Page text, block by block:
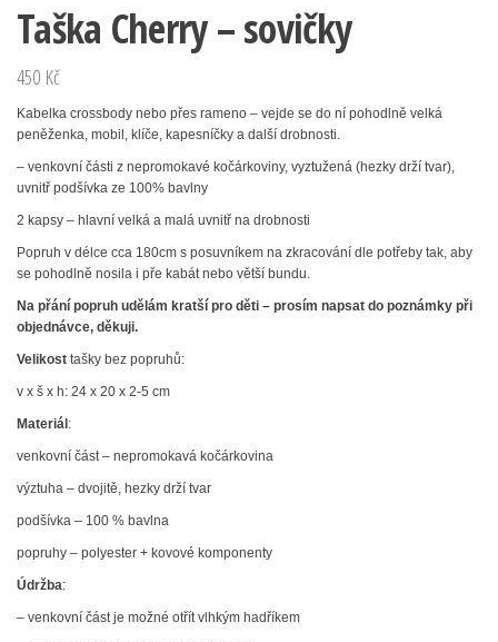
Taška Cherry – sovičky
450 Kč
Kabelka crossbody nebo přes rameno – vejde se do ní pohodlně velká
peněženka, mobil, klíče, kapesníčky a další drobnosti.
– venkovní části z nepromokavé kočárkoviny, vyztužená (hezky drží tvar),
uvnitř podšívka ze 100% bavlny
2 kapsy – hlavní velká a malá uvnitř na drobnosti
Popruh v délce cca 180cm s posuvníkem na zkracování dle potřeby tak, aby
se pohodlně nosila i pře kabát nebo větší bundu.
Na přání popruh udělám kratší pro děti – prosím napsat do poznámky při
objednávce, děkuji.
Velikost tašky bez popruhů:
v x š x h: 24 x 20 x 2-5 cm
Materiál :
venkovní část – nepromokavá kočárkovina
výztuha – dvojitě, hezky drží tvar
podšívka – 100 % bavlna
popruhy – polyester + kovové komponenty
Údržba:
– venkovní část je možné otřít vlhkým hadříkem